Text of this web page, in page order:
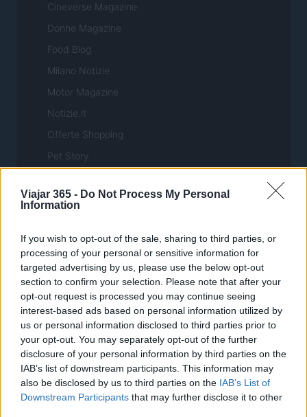
Viajar 365 - Do Not Process My Personal
Information
If you wish to opt-out of the sale, sharing to third parties, or
processing of your personal or sensitive information for
targeted advertising by us, please use the below opt-out
section to confirm your selection. Please note that after your
opt-out request is processed you may continue seeing
interest-based ads based on personal information utilized by
us or personal information disclosed to third parties prior to
your opt-out. You may separately opt-out of the further
disclosure of your personal information by third parties on the
IAB’s list of downstream participants. This information may
also be disclosed by us to third parties on the IAB’s List of
Downstream Participants that may further disclose it to other
Cineverse Magazine
Donne Magazine
Food Blog
Milano Notizie
Motor Magazine
Notizie.it
Offerte Shopping
Pet Story
Sport Magazine
Think.it
Tuobenessere
Viaggiamo
Nonne Magazine
Milano Cortina
Luxury Club
Il Calcio Online
Professione mamma